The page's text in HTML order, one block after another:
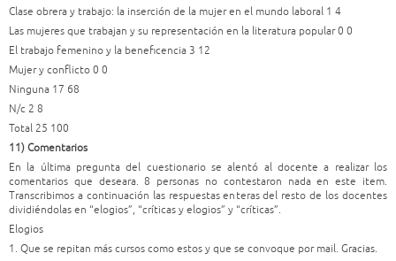
Clase obrera y trabajo: la inserción de la mujer en el mundo laboral 1 4
Las mujeres que trabajan y su representación en la literatura popular 0 0
El trabajo femenino y la beneficencia 3 12
Mujer y conflicto 0 0
Ninguna 17 68
N/c 2 8
Total 25 100
11) Comentarios
En la última pregunta del cuestionario se alentó al docente a realizar los
comentarios que deseara. 8 personas no contestaron nada en este item.
Transcribimos a continuación las respuestas enteras del resto de los docentes
dividiéndolas en “elogios”, “críticas y elogios” y “críticas”.
Elogios
1. Que se repitan más cursos como estos y que se convoque por mail. Gracias.